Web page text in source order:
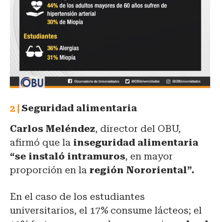
Seguridad alimentaria
Carlos Meléndez, director del OBU,
afirmó que la inseguridad alimentaria
“se instaló intramuros, en mayor
proporción en la región Nororiental”.
En el caso de los estudiantes
universitarios, el 17% consume lácteos; el